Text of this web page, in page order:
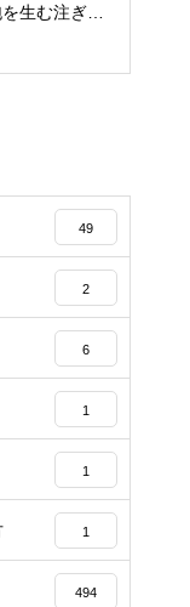
生む注ぎ方
49
2
6
1
1
1
494